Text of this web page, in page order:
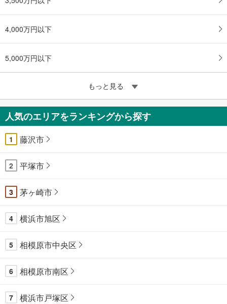
4,000万円以下
5,000万円以下
もっと見る
人気のエリアをランキングから探す
1 藤沢市
2 平塚市
3 茅ヶ崎市
4 横浜市旭区
5 相模原市中央区
6 相模原市南区
7 横浜市戸塚区